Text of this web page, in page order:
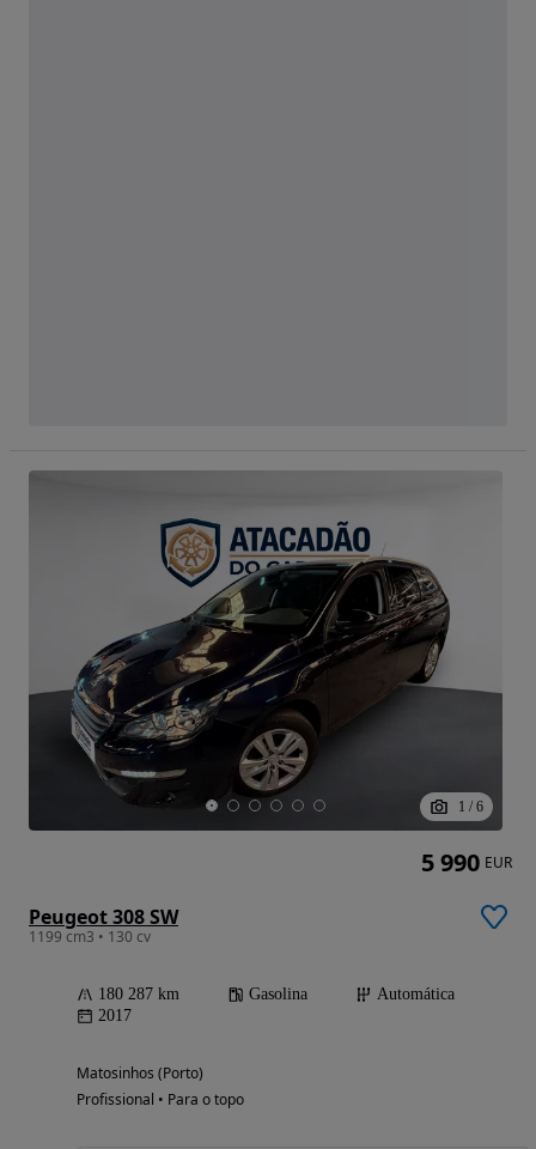
1 / 6
Peugeot 308 SW
1199 cm3 • 130 cv
180 287 km Gasolina
Automática
2017
Matosinhos (Porto)
Profissional • Para o topo
5 990 EUR